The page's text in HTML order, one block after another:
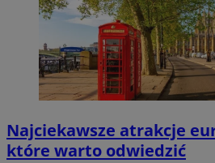
Najciekawsze atrakcje
które warto odwiedzić